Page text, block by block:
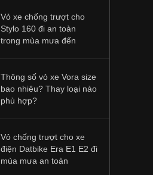
Vỏ xe chống trượt cho
Stylo 160 đi an toàn
trong mùa mưa đến
Thông số vỏ xe Vora size
bao nhiêu? Thay loại nào
phù hợp?
Vỏ chống trượt cho xe
điện Datbike Era E1 E2 đi
mùa mưa an toàn